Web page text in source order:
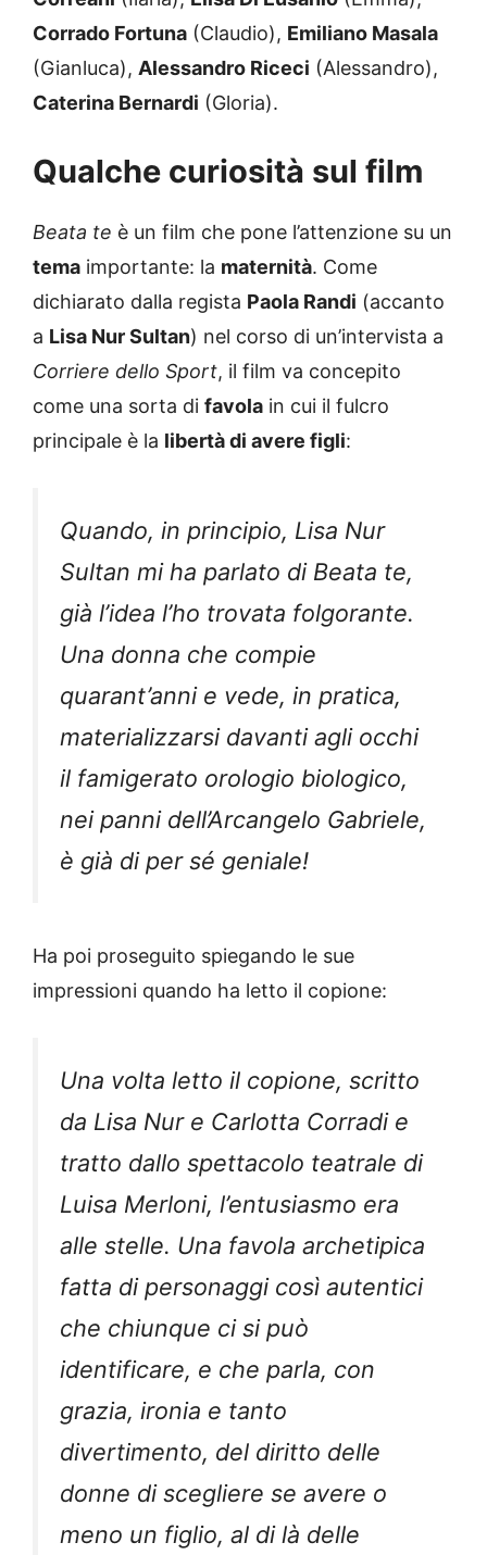
Corrado Fortuna (Claudio), Emiliano Masala
(Gianluca), Alessandro Riceci (Alessandro),
Caterina Bernardi (Gloria).
Qualche curiosità sul film
Beata te è un film che pone l’attenzione su un
tema importante: la maternità. Come
dichiarato dalla regista Paola Randi (accanto
a Lisa Nur Sultan) nel corso di un’intervista a
Corriere dello Sport, il film va concepito
come una sorta di favola in cui il fulcro
principale è la libertà di avere figli:
Quando, in principio, Lisa Nur
Sultan mi ha parlato di Beata te,
già l’idea l’ho trovata folgorante.
Una donna che compie
quarant’anni e vede, in pratica,
materializzarsi davanti agli occhi
il famigerato orologio biologico,
nei panni dell’Arcangelo Gabriele,
è già di per sé geniale!
Ha poi proseguito spiegando le sue
impressioni quando ha letto il copione:
Una volta letto il copione, scritto
da Lisa Nur e Carlotta Corradi e
tratto dallo spettacolo teatrale di
Luisa Merloni, l’entusiasmo era
alle stelle. Una favola archetipica
fatta di personaggi così autentici
che chiunque ci si può
identificare, e che parla, con
grazia, ironia e tanto
divertimento, del diritto delle
donne di scegliere se avere o
meno un figlio, al di là delle